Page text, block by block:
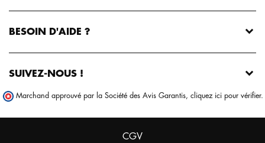
gestion des cookies !
BESOIN D'AIDE ?
SUIVEZ-NOUS !
Marchand approuvé par la Société des Avis Garantis, cliquez ici pour vérifier.
CGV